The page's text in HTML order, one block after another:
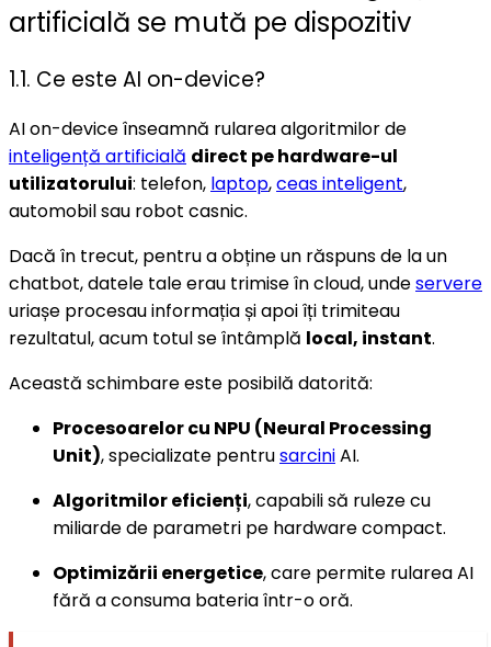
artificială se mută pe dispozitiv
1.1. Ce este AI on-device?
AI on-device înseamnă rularea algoritmilor de
inteligență artificială direct pe hardware-ul
utilizatorului: telefon, laptop,ceas inteligent,
automobil sau robot casnic.
Dacă în trecut, pentru a obține un răspuns de la un
chatbot, datele tale erau trimise în cloud, undeservere
uriașe procesau informația și apoi îți trimiteau
rezultatul, acum totul se întâmplă local, instant.
Această schimbare este posibilă datorită:
Procesoarelor cu NPU (Neural Processing
Unit), specializate pentrusarciniAI.
Algoritmilor eficienți, capabili să ruleze cu
miliarde de parametri pe hardware compact.
Optimizării energetice, care permite rularea AI
fără a consuma bateria într-o oră.